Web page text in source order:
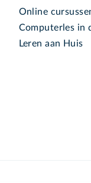
Online
Computerles in
Leren aan Huis